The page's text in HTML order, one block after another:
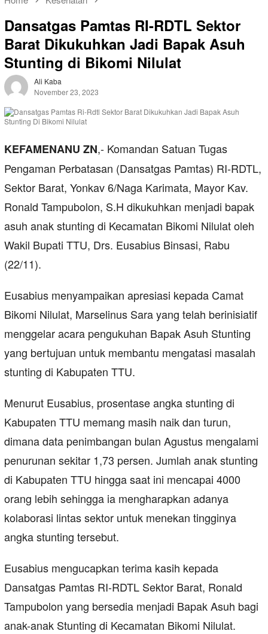
Dansatgas Pamtas RI-RDTL Sektor
Barat Dikukuhkan Jadi Bapak Asuh
Stunting di Bikomi Nilulat
Ali Kaba
November 23, 2023
KEFAMENANU ZN,- Komandan Satuan Tugas
Pengaman Perbatasan (Dansatgas Pamtas) RI-RDTL,
Sektor Barat, Yonkav 6/Naga Karimata, Mayor Kav.
Ronald Tampubolon, S.H dikukuhkan menjadi bapak
asuh anak stunting di Kecamatan Bikomi Nilulat oleh
Wakil Bupati TTU, Drs. Eusabius Binsasi, Rabu
(22/11).
Eusabius menyampaikan apresiasi kepada Camat
Bikomi Nilulat, Marselinus Sara yang telah berinisiatif
menggelar acara pengukuhan Bapak Asuh Stunting
yang bertujuan untuk membantu mengatasi masalah
stunting di Kabupaten TTU.
Menurut Eusabius, prosentase angka stunting di
Kabupaten TTU memang masih naik dan turun,
dimana data penimbangan bulan Agustus mengalami
penurunan sekitar 1,73 persen. Jumlah anak stunting
di Kabupaten TTU hingga saat ini mencapai 4000
orang lebih sehingga ia mengharapkan adanya
kolaborasi lintas sektor untuk menekan tingginya
angka stunting tersebut.
Eusabius mengucapkan terima kasih kepada
Dansatgas Pamtas RI-RDTL Sektor Barat, Ronald
Tampubolon yang bersedia menjadi Bapak Asuh bagi
anak-anak Stunting di Kecamatan Bikomi Nilulat.